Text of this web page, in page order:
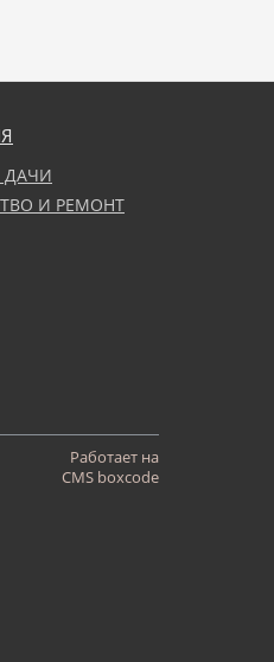
И РЕМОНТ
Работает на
CMS boxcode